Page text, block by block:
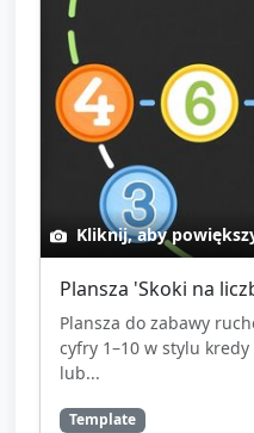
Kliknij, aby
Plansza 'Skoki na
Plansza do zabawy
cyfry 1–10 w stylu
lub...
Template